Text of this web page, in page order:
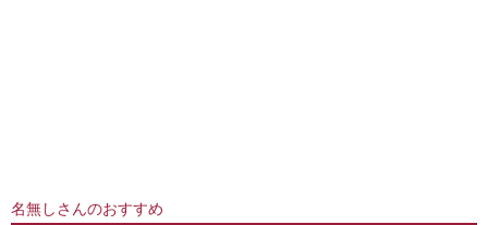
名無しさんのおすすめ